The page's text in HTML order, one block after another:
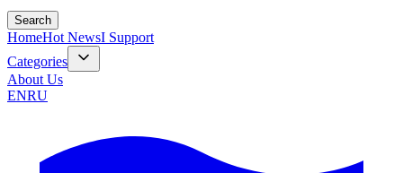
Search
HomeHot NewsI Support
Categories
About Us
ENRU